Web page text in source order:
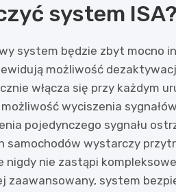
system ISA?
system będzie zbyt mocno
możliwość
włącza się przy każdym
wyciszenia
pojedynczego sygnału
samochodów wystarczy
nigdy nie zastąpi
zaawansowany, system